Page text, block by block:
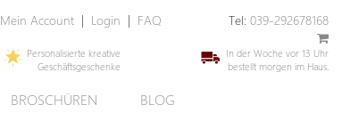
Mein Account Login FAQ Tel: 039-292678168
Personalisierte kreative
Geschäftsgeschenke
In der Woche vor 13 Uhr
bestellt morgen im Haus.
BROSCHÜREN BLOG